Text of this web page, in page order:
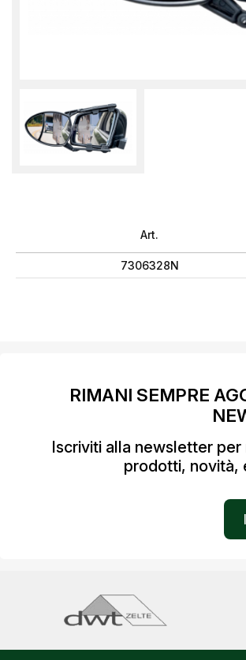
Art.
7306328N
RIMANI SEMPRE
Iscriviti alla newsletter
prodotti, novità,